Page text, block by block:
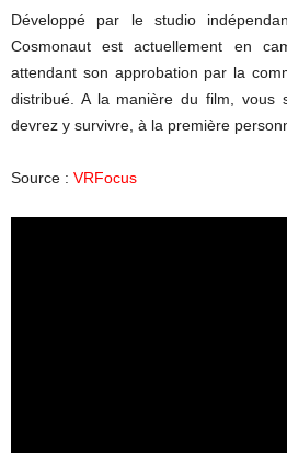
Développé par le studio
Cosmonaut est actuellement en
attendant son approbation par la
distribué. A la manière du film, vous
devrez y survivre, à la première
Source : VRFocus